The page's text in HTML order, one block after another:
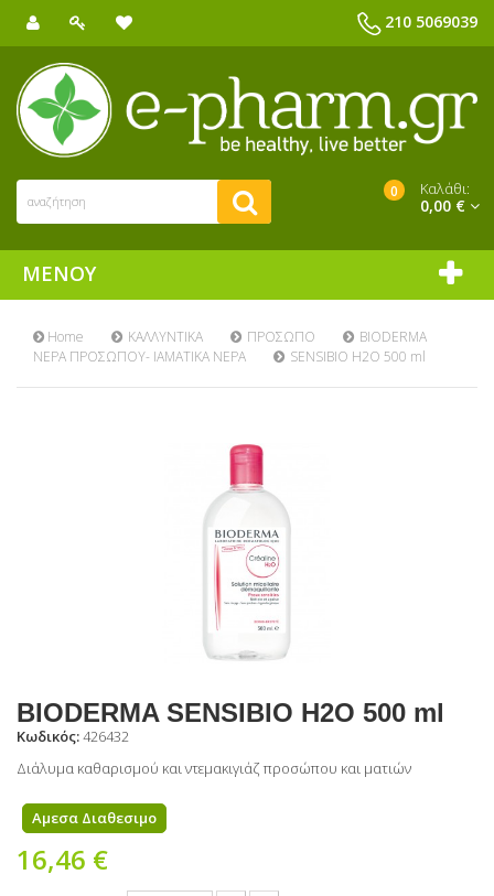
210 5069039
0 Καλάθι:
0,00 €
ΜΕΝΟΎ
Home ΚΑΛΛΥΝΤΙΚΑ
ΠΡΟΣΩΠΟ
ΝΕΡΑ ΠΡΟΣΩΠΟΥ- ΙΑΜΑΤΙΚΑ ΝΕΡΑ
BIODERMA
SENSIBIO H2O 500 ml
BIODERMA SENSIBIO H2O 500 ml
Κωδικός:426432
Διάλυμα καθαρισμού και ντεμακιγιάζ προσώπου και ματιών
Αμεσα Διαθεσιμο
16,46 €